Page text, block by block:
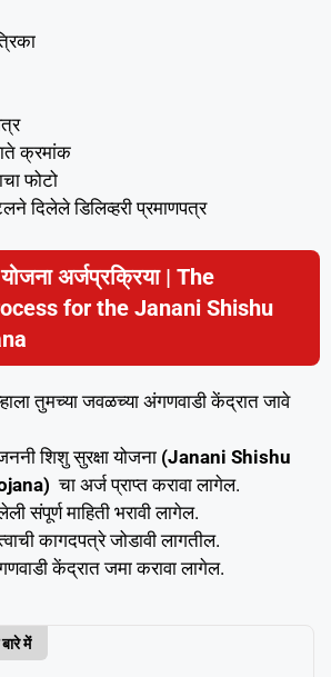
क्रमांक
फोटो
दिलेले डिलिव्हरी प्रमाणपत्र
अर्जप्रक्रिया | The
for the Janani Shishu
तुमच्या जवळच्या अंगणवाडी केंद्रात जावे
शिशु सुरक्षा योजना (Janani Shishu
चा अर्ज प्राप्त करावा लागेल.
संपूर्ण माहिती भरावी लागेल.
कागदपत्रे जोडावी लागतील.
केंद्रात जमा करावा लागेल.
में